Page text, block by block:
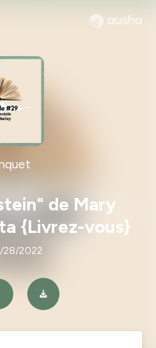
de Mary
{Livrez-vous}
28/2022